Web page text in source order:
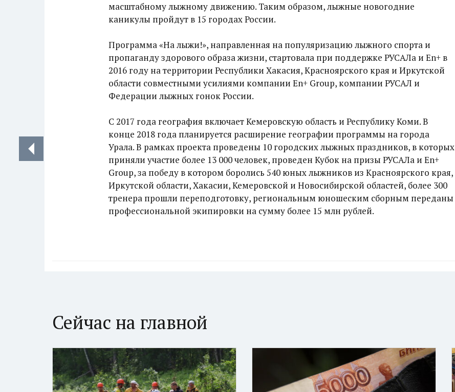
масштабному лыжному движению. Таким образом, лыжные новогодние
каникулы пройдут в 15 городах России.
Программа «На лыжи!», направленная на популяризацию лыжного спорта и
пропаганду здорового образа жизни, стартовала при поддержке РУСАЛа и En+ в
2016 году на территории Республики Хакасия, Красноярского края и Иркутской
области совместными усилиями компании En+ Group, компании РУСАЛ и
Федерации лыжных гонок России.
С 2017 года география включает Кемеровскую область и Республику Коми. В
конце 2018 года планируется расширение географии программы на города
Урала. В рамках проекта проведены 10 городских лыжных праздников, в которых
приняли участие более 13 000 человек, проведен Кубок на призы РУСАЛа и En+
Group, за победу в котором боролись 540 юных лыжников из Красноярского края,
Иркутской области, Хакасии, Кемеровской и Новосибирской областей, более 300
тренера прошли переподготовку, региональным юношеским сборным переданы
профессиональной экипировки на сумму более 15 млн рублей.
Сейчас на главной